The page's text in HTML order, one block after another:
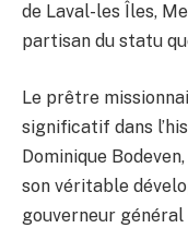
de Laval-les Îles,
partisan du statu
Le prêtre
significatif dans
Dominique
son véritable
gouverneur